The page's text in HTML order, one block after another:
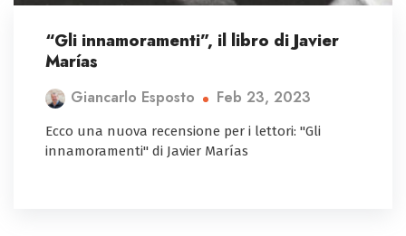
“Gli innamoramenti”, il libro di Javier
Marías
Giancarlo Esposto Feb 23, 2023
Ecco una nuova recensione per i lettori: "Gli
innamoramenti" di Javier Marías